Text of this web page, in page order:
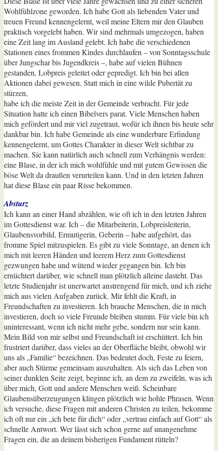
Wohlfühlzone geworden. Ich habe Gott als liebenden Vater und
treuen Freund kennengelernt, weil meine Eltern mir den Glauben
praktisch vorgelebt haben. Wir sind mehrmals umgezogen, haben
eine Zeit lang im Ausland gelebt. Ich habe die verschiedenen
Stationen eines frommen Kindes durchlaufen – von Sonntagsschule
über Jungschar bis Jugendkreis –, habe auf vielen Bühnen
gestanden, Lobpreis geleitet oder gepredigt. Ich bin bei allen
Aktionen dabei gewesen. Statt mich in eine wilde Pubertät zu
stürzen,
habe ich die meiste Zeit in der Gemeinde verbracht. Für jede
Situation hatte ich einen Bibelvers parat. Viele Menschen haben
mich gefördert und mir viel zugetraut, wofür ich ihnen bis heute sehr
dankbar bin. Ich habe Gemeinde als eine wunderbare Erfindung
kennengelernt, um Gottes Charakter in dieser Welt sichtbar zu
machen. Sie kann natürlich auch schnell zum Verhängnis werden:
eine Blase, in der ich mich wohlfühle und mit gutem Gewissen die
böse Welt da draußen verurteilen kann. Und in den letzten Jahren
hat diese Blase ein paar Risse bekommen.
Absturz
Ich kann an einer Hand abzählen, wie oft ich in den letzten Jahren
im Gottesdienst war. Ich – die Mitarbeiterin, Lobpreisleiterin,
Glaubensvorbild, Ermutigerin, Geberin – habe aufgehört, das
fromme Spiel mitzuspielen. Es gibt zu viele Sonntage, an denen ich
mich mit leeren Händen und leerem Herz zum Gottesdienst
gezwungen habe und wütend wieder gegangen bin. Ich bin
ernüchtert darüber, wie schnell man plötzlich alleine dasteht. Das
letzte Studienjahr ist unerwartet anstrengend für mich, und ich ziehe
mich aus vielen Aufgaben zurück. Mir fehlt die Kraft, in
Freundschaften zu investieren. Ich brauche Menschen, die in mich
investieren, doch so viele Freunde bleiben stumm. Für viele bin ich
uninteressant, wenn ich nicht mehr gebe, sondern nur sein kann.
Mein Bild von mir selbst und Freundschaft ist erschüttert. Ich bin
frustriert darüber, dass vieles an der Oberfläche bleibt, obwohl wir
uns als „Familie“ bezeichnen. Das bedeutet doch, Feste zu feiern,
aber auch Stürme gemeinsam auszuhalten. Als sich das Leben von
seiner dunklen Seite zeigt, beginne ich, an dem zu zweifeln, was ich
über mich, Gott und andere Menschen weiß. Scheinbare
Glaubensüberzeugungen klingen plötzlich wie hohle Phrasen. Wenn
ich versuche, diese Fragen mit anderen Christen zu teilen, bekomme
ich oft nur ein „ich bete für dich“ oder „vertrau einfach auf Gott“ als
schnelle Antwort. Wer lässt sich schon gerne auf unangenehme
Fragen ein, die an deinem bisherigen Fundament rütteln?